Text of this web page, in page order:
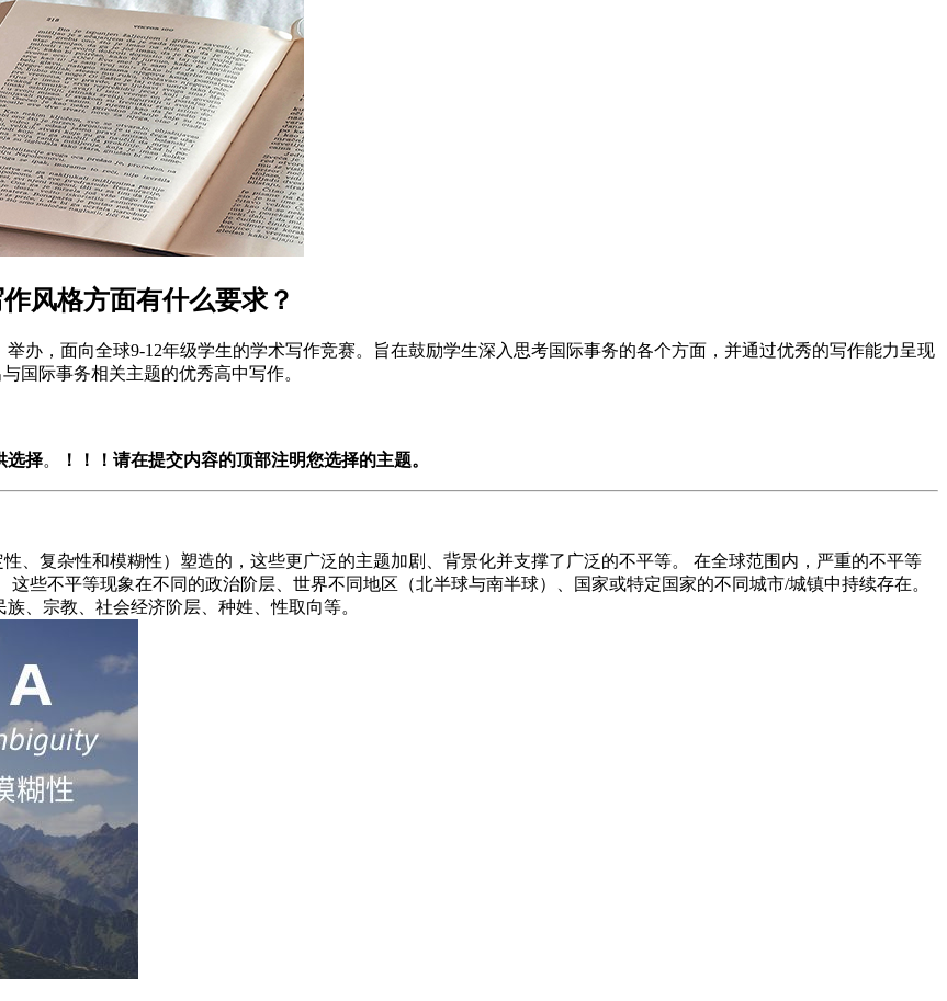
风格方面有什么要求？
举办，面向全球9-12年级学生的学术写作竞赛。旨在鼓励学生深入思考国际事务的各个方面，并通过优秀的写作能力呈现
国际事务相关主题的优秀高中写作。
选择。 ！！！请在提交内容的顶部注明您选择的主题。
复杂性和模糊性）塑造的，这些更广泛的主题加剧、背景化并支撑了广泛的不平等。 在全球范围内，严重的不平等
些不平等现象在不同的政治阶层、世界不同地区（北半球与南半球）、国家或特定国家的不同城市/城镇中持续存在。
、宗教、社会经济阶层、种姓、性取向等。